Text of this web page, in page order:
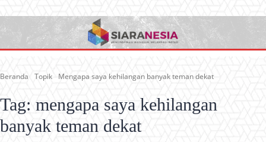
Beranda Topik Mengapa saya kehilangan banyak teman dekat
Tag: mengapa saya kehilangan
banyak teman dekat